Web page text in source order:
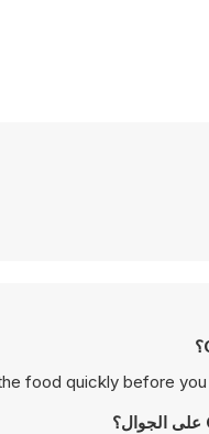
food quickly before